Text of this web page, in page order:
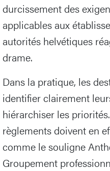
durcissement des
applicables aux
autorités helvétiques
drame.
Dans la pratique, les
identifier clairement
hiérarchiser les
règlements doivent en
comme le souligne
Groupement